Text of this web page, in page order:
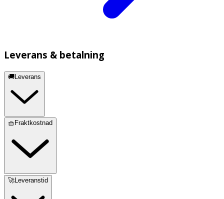
Leverans & betalning
🚚Leverans
🧺Fraktkostnad
🚀Leveranstid